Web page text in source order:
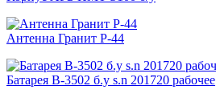
Антенна Гранит Р-44
Батарея B-3502 б.у s.n 201720 рабочее